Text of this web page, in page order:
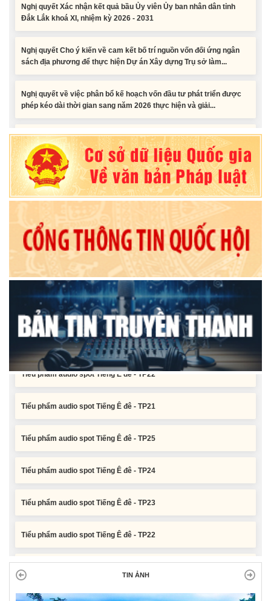
Đắk Lắk khoá XI, nhiệm kỳ 2026 - 2031
sách địa phương để thực hiện Dự án Xây dựng Trụ sở làm...
phép kéo dài thời gian sang năm 2026 thực hiện và giải...
công năm 2026 nguồn vốn ngân sách địa phương (đợt 2)
Nghị quyết Về chất vấn tại Kỳ họp thứ Hai, Hội đồng nhân dân tỉnh
Đắk Lắk khóa XI, nhiệm kỳ 2026 - 2031
Nghị quyết Xác nhận kết quả bầu Ủy viên Ủy ban nhân dân tỉnh
Đắk Lắk khoá XI, nhiệm kỳ 2026 - 2031
Tiểu phẩm audio spot Tiếng Ê đê - TP25
Tiểu phẩm audio spot Tiếng Ê đê - TP24
Tiểu phẩm audio spot Tiếng Ê đê - TP23
Tiểu phẩm audio spot Tiếng Ê đê - TP22
TIN ẢNH